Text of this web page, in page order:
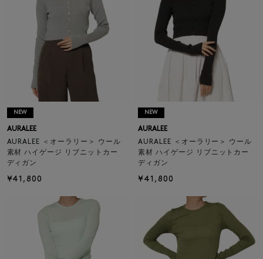
NEW
AURALEE
AURALEE ＜オーラリー＞ ウール
素材 ハイゲージ リブニットカー
ディガン
¥41,800
NEW
AURALEE
AURALEE ＜オーラリー＞ ウール
素材 ハイゲージ リブニットカー
ディガン
¥41,800